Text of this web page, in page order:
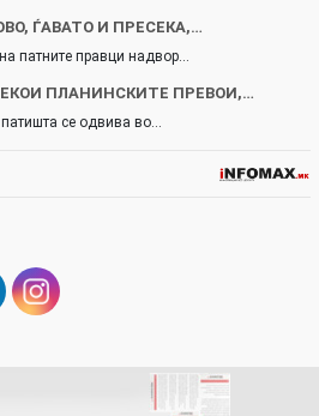
ЃАВАТО И ПРЕСЕКА,…
патните правци надвор…
ПЛАНИНСКИТЕ ПРЕВОИ,…
се одвива во…